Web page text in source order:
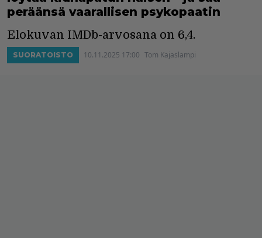
peräänsä vaarallisen psykopaatin
Elokuvan IMDb-arvosana on 6,4.
SUORATOISTO 10.11.2025 17:00 Tom Kajaslampi